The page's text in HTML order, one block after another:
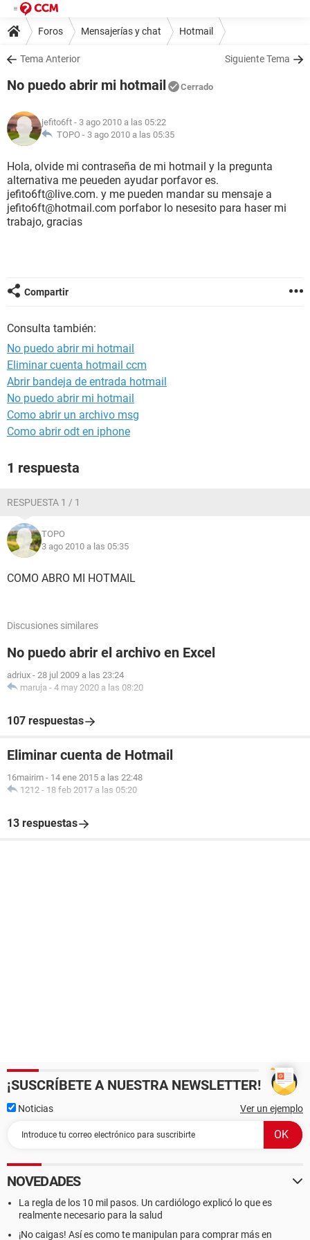
Foros Mensajerías y chat Hotmail
Tema Anterior Siguiente Tema
No puedo abrir mi hotmail Cerrado
jefito6ft - 3 ago 2010 a las 05:22
TOPO - 3 ago 2010 a las 05:35
Hola, olvide mi contraseña de mi hotmail y la pregunta
alternativa me peueden ayudar porfavor es.
jefito6ft@live.com. y me pueden mandar su mensaje a
jefito6ft@hotmail.com porfabor lo nesesito para haser mi
trabajo, gracias
Compartir
Consulta también:
No puedo abrir mi hotmail
Eliminar cuenta hotmail ccm
Abrir bandeja de entrada hotmail
No puedo abrir mi hotmail
Como abrir un archivo msg
Como abrir odt en iphone
1 respuesta
RESPUESTA 1 / 1
TOPO
3 ago 2010 a las 05:35
COMO ABRO MI HOTMAIL
Discusiones similares
No puedo abrir el archivo en Excel
adriux - 28 jul 2009 a las 23:24
maruja - 4 may 2020 a las 08:20
107 respuestas
Eliminar cuenta de Hotmail
16mairim - 14 ene 2015 a las 22:48
1212 - 18 feb 2017 a las 05:20
13 respuestas
¡SUSCRÍBETE A NUESTRA NEWSLETTER!
Noticias Ver un ejemplo
NOVEDADES
La regla de los 10 mil pasos. Un cardiólogo explicó lo que es
realmente necesario para la salud
¡No caigas! Así es como te manipulan para comprar más en